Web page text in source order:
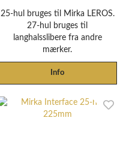
25-hul bruges til Mirka LEROS.
27-hul bruges til
langhalsslibere fra andre
mærker.
Info